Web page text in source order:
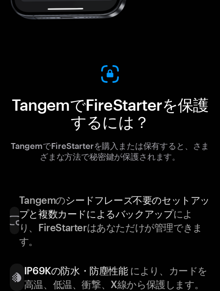
TangemでFireStarterを保護
するには？
TangemでFireStarterを購入または保有すると、さま
ざまな方法で秘密鍵が保護されます。
Tangemのシードフレーズ不要のセットアッ
プと複数カードによるバックアップによ
り、FireStarterはあなただけが管理できま
す。
IP69Kの防水・防塵性能により、カードを
高温、低温、衝撃、X線から保護します。